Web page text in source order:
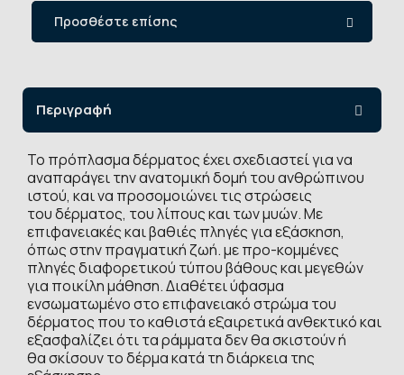
Προσθέστε επίσης
Περιγραφή
Το πρόπλασμα δέρματος έχει σχεδιαστεί για να
αναπαράγει την ανατομική δομή του ανθρώπινου
ιστού, και να προσομοιώνει τις στρώσεις
του δέρματος, του λίπους και των μυών. Με
επιφανειακές και βαθιές πληγές για εξάσκηση,
όπως στην πραγματική ζωή. με προ-κομμένες
πληγές διαφορετικού τύπου βάθους και μεγεθών
για ποικίλη μάθηση. Διαθέτει ύφασμα
ενσωματωμένο στο επιφανειακό στρώμα του
δέρματος που το καθιστά εξαιρετικά ανθεκτικό και
εξασφαλίζει ότι τα ράμματα δεν θα σκιστούν ή
θα σκίσουν το δέρμα κατά τη διάρκεια της